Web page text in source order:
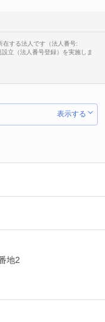
する法人です（法人番号:
立（法人番号登録）を実施しま
表示する
地2